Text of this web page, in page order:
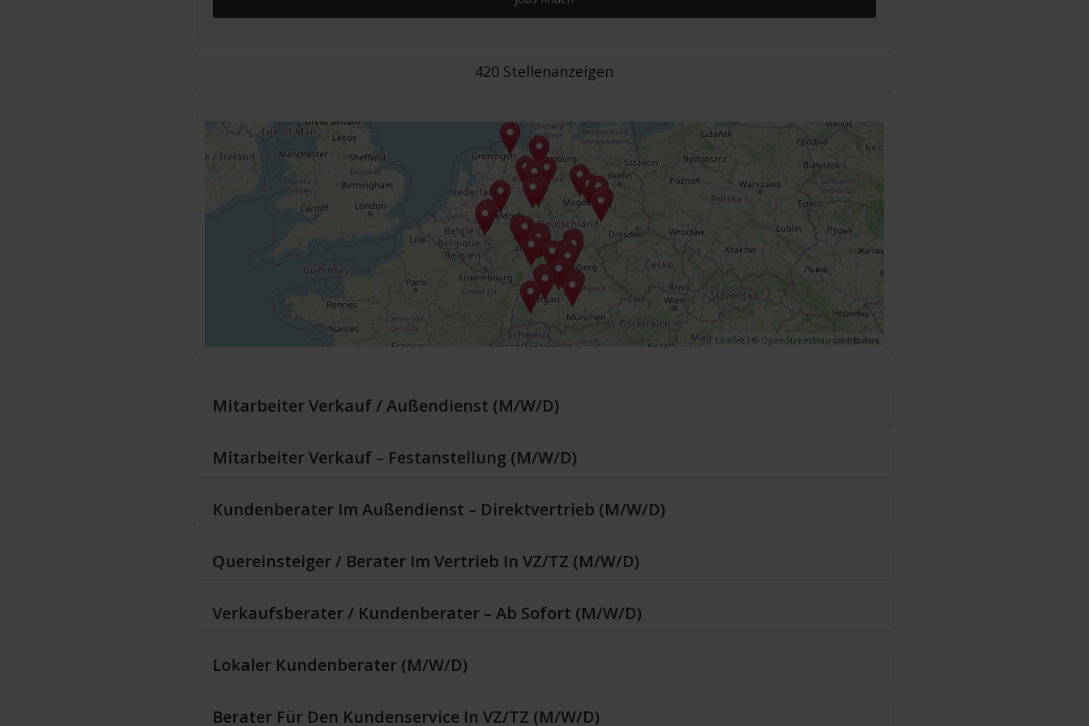
420 Stellenanzeigen
Leaflet | © OpenStreetMap contributors
Mitarbeiter Verkauf / Außendienst (m/w/d)
Mitarbeiter Verkauf – Festanstellung (m/w/d)
Kundenberater Im Außendienst – Direktvertrieb (m/w/d)
Quereinsteiger / Berater Im Vertrieb In VZ/TZ (m/w/d)
Verkaufsberater / Kundenberater – Ab Sofort (m/w/d)
Lokaler Kundenberater (m/w/d)
Berater Für Den Kundenservice In VZ/TZ (m/w/d)